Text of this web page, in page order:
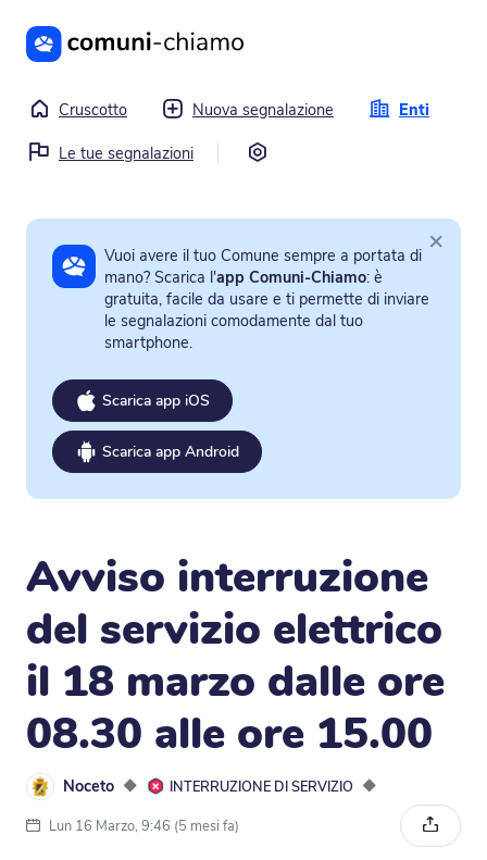
Vai al contenuto principale
Cruscotto Nuova segnalazione
Enti
Le tue segnalazioni
Vuoi avere il tuo Comune sempre a portata di
mano? Scarica l'app Comuni-Chiamo: è
gratuita, facile da usare e ti permette di inviare
le segnalazioni comodamente dal tuo
smartphone.
Scarica app iOS
Scarica app Android
×
Avviso interruzione
del servizio elettrico
il 18 marzo dalle ore
08.30 alle ore 15.00
Noceto ◆ INTERRUZIONE DI SERVIZIO ◆
Lun 16 Marzo, 9:46 (5 mesi fa)